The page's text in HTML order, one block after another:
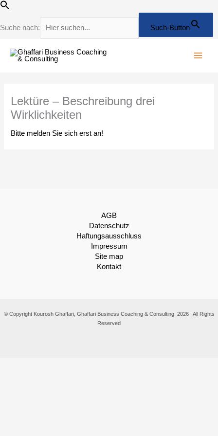
Suche nach: Such-Button
Zum
springen
Lektüre – Beschreibung drei
Wirklichkeiten
Bitte melden Sie sich erst an!
AGB
Datenschutz
Haftungsausschluss
Impressum
Site map
Kontakt
© Copyright Kourosh Ghaffari, Ghaffari Business Coaching & Consulting 2026 | All Rights
Reserved